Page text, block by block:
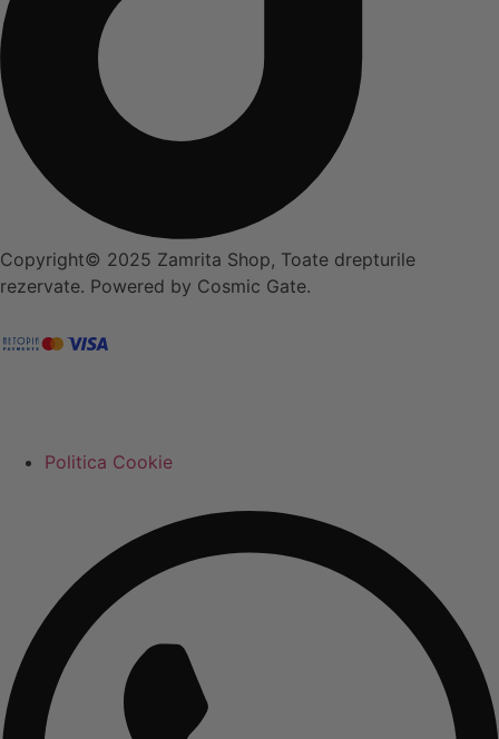
Copyright© 2025 Zamrita Shop, Toate drepturile
rezervate. Powered by Cosmic Gate.
Politica Cookie